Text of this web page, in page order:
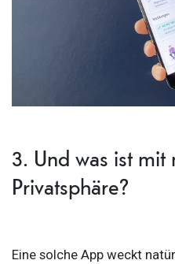
3. Und was ist mit
Privatsphäre?
Eine solche App weckt